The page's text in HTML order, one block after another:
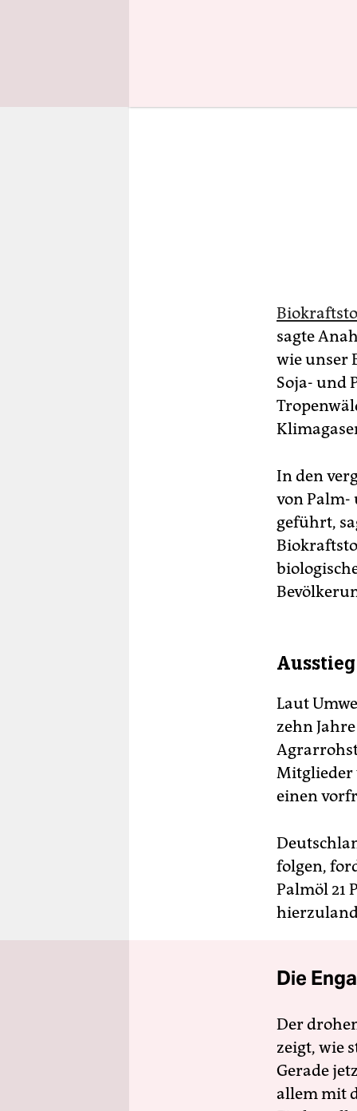
sagte
wie unser
Soja- und
In den
von Palm-
geführt,
Laut
zehn
Mitglieder
einen
folgen,
Palmöl 21
Die
Der
zeigt, wie
Gerade
allem mit